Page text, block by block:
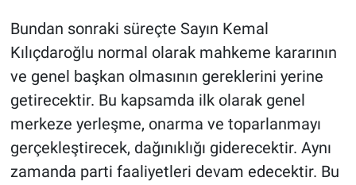
Bundan sonraki süreçte Sayın Kemal
Kılıçdaroğlu normal olarak mahkeme kararının
ve genel başkan olmasının gereklerini yerine
getirecektir. Bu kapsamda ilk olarak genel
merkeze yerleşme, onarma ve toparlanmayı
gerçekleştirecek, dağınıklığı giderecektir. Aynı
zamanda parti faaliyetleri devam edecektir. Bu